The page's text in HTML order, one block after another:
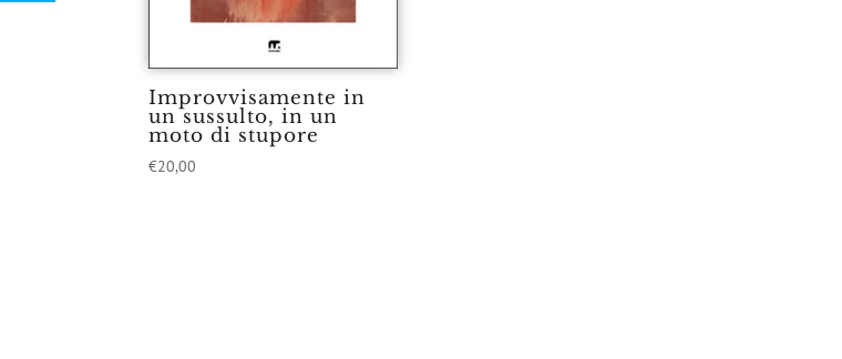
Improvvisamente in
un sussulto, in un
moto di stupore
€20,00